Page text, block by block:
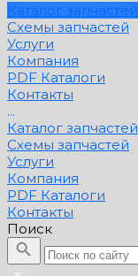
Каталог запчастей
Схемы запчастей
Услуги
Компания
PDF Каталоги
Контакты
...
Каталог запчастей
Схемы запчастей
Услуги
Компания
PDF Каталоги
Контакты
Поиск